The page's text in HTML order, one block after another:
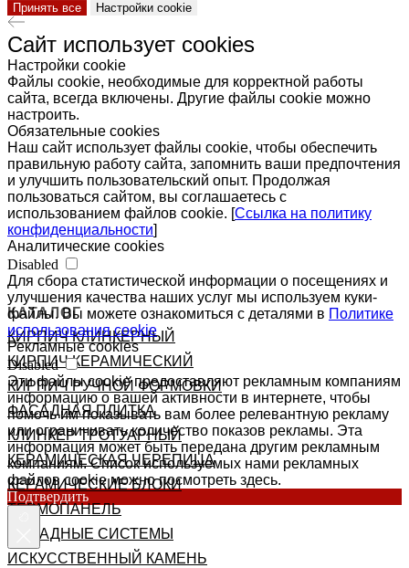
КАТАЛОГ
КИРПИЧ КЛИНКЕРНЫЙ
КИРПИЧ КЕРАМИЧЕСКИЙ
КИРПИЧ РУЧНОЙ ФОРМОВКИ
ФАСАДНАЯ ПЛИТКА
КЛИНКЕР ТРОТУАРНЫЙ
КЕРАМИЧЕСКАЯ ЧЕРЕПИЦА
КЕРАМИЧЕСКИЕ БЛОКИ
ТЕРМОПАНЕЛЬ
ФАСАДНЫЕ СИСТЕМЫ
ИСКУССТВЕННЫЙ КАМЕНЬ
Принять все Настройки cookie
Сайт использует cookies
Настройки cookie
Файлы cookie, необходимые для корректной работы
сайта, всегда включены. Другие файлы cookie можно
настроить.
Обязательные cookies
Наш сайт использует файлы cookie, чтобы обеспечить
правильную работу сайта, запомнить ваши предпочтения
и улучшить пользовательский опыт. Продолжая
пользоваться сайтом, вы соглашаетесь с
использованием файлов cookie. [Ссылка на политику
конфиденциальности]
Аналитические cookies
Disabled
Для сбора статистической информации о посещениях и
улучшения качества наших услуг мы используем куки-
файлы. Вы можете ознакомиться с деталями в Политике
использования cookie
Рекламные cookies
Disabled
Эти файлы cookie предоставляют рекламным компаниям
информацию о вашей активности в интернете, чтобы
помочь им показывать вам более релевантную рекламу
или ограничивать количество показов рекламы. Эта
информация может быть передана другим рекламным
компаниям. Список используемых нами рекламных
файлов cookie можно посмотреть здесь.
Подтвердить